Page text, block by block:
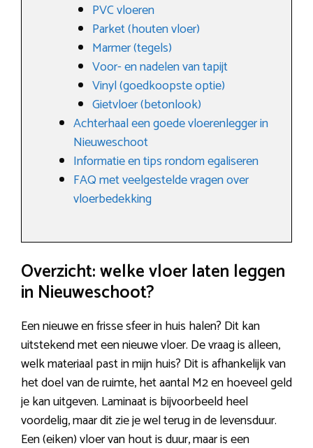
PVC vloeren
Parket (houten vloer)
Marmer (tegels)
Voor- en nadelen van tapijt
Vinyl (goedkoopste optie)
Gietvloer (betonlook)
Achterhaal een goede vloerenlegger in
Nieuweschoot
Informatie en tips rondom egaliseren
FAQ met veelgestelde vragen over
vloerbedekking
Overzicht: welke vloer laten leggen
in Nieuweschoot?
Een nieuwe en frisse sfeer in huis halen? Dit kan
uitstekend met een nieuwe vloer. De vraag is alleen,
welk materiaal past in mijn huis? Dit is afhankelijk van
het doel van de ruimte, het aantal M2 en hoeveel geld
je kan uitgeven. Laminaat is bijvoorbeeld heel
voordelig, maar dit zie je wel terug in de levensduur.
Een (eiken) vloer van hout is duur, maar is een